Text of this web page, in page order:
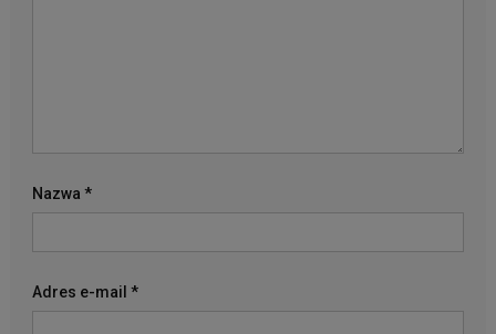
Nazwa *
Adres e-mail *